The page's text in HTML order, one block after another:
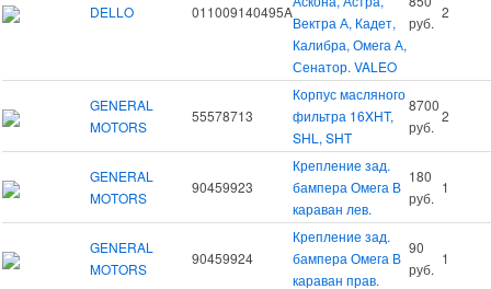
DELLO 011009140495A
Вектра А, Кадет,
Калибра, Омега А,
Сенатор. VALEO
руб.
2
GENERAL
MOTORS
55578713
Корпус масляного
фильтра 16XHT,
SHL, SHT
8700
руб.
2
GENERAL
MOTORS
90459923
Крепление зад.
бампера Омега В
караван лев.
180
руб.
1
GENERAL
MOTORS
90459924
Крепление зад.
бампера Омега В
караван прав.
90
руб.
1